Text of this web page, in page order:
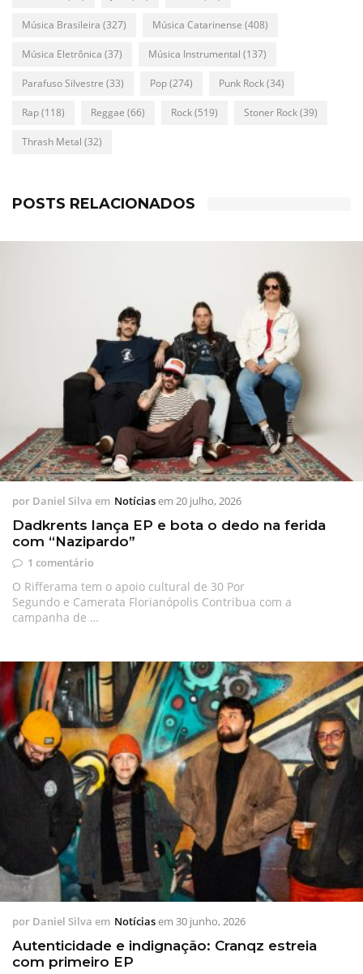
Música Brasileira (327) Música Catarinense (408)
Música Eletrônica (37) Música Instrumental (137)
Parafuso Silvestre (33) Pop(274) Punk Rock(34)
Rap(118) Reggae (66) Rock(519) Stoner Rock(39)
Thrash Metal (32)
POSTS RELACIONADOS
por Daniel Silva em Notíciasem 20 julho, 2026
Dadkrents lança EP e bota o dedo na ferida
com “Nazipardo”
1 comentário
O Rifferama tem o apoio cultural de 30 Por
Segundo e Camerata Florianópolis Contribua com a
campanha de …
por Daniel Silva em Notíciasem 30 junho, 2026
Autenticidade e indignação: Cranqz estreia
com primeiro EP